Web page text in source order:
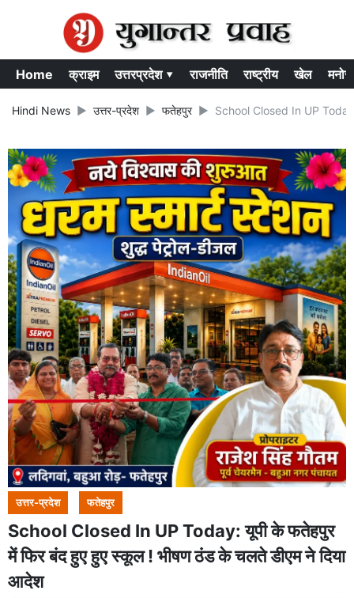
Home क्राइम उत्तरप्रदेश ▾ राजनीति राष्ट्रीय खेल
Hindi News उत्तर-प्रदेश फतेहपुर School Closed In UP
उत्तर-प्रदेश फतेहपुर
School Closed In UP Today: यूपी के फतेहपुर
में फिर बंद हुए हुए स्कूल ! भीषण ठंड के चलते डीएम ने दिया
आदेश